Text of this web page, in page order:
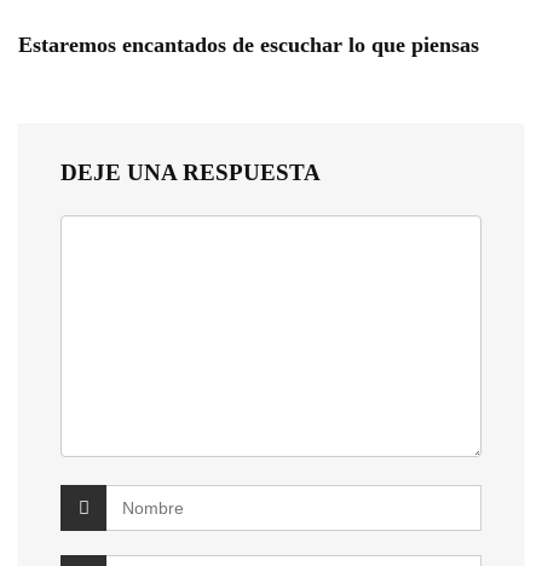
Estaremos encantados de escuchar lo que piensas
DEJE UNA RESPUESTA